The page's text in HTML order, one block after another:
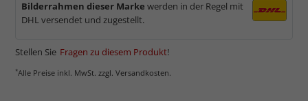
Bilderrahmen dieser Marke werden in der Regel mit
DHL versendet und zugestellt.
Stellen Sie Fragen zu diesem Produkt!
*Alle Preise inkl. MwSt. zzgl. Versandkosten.